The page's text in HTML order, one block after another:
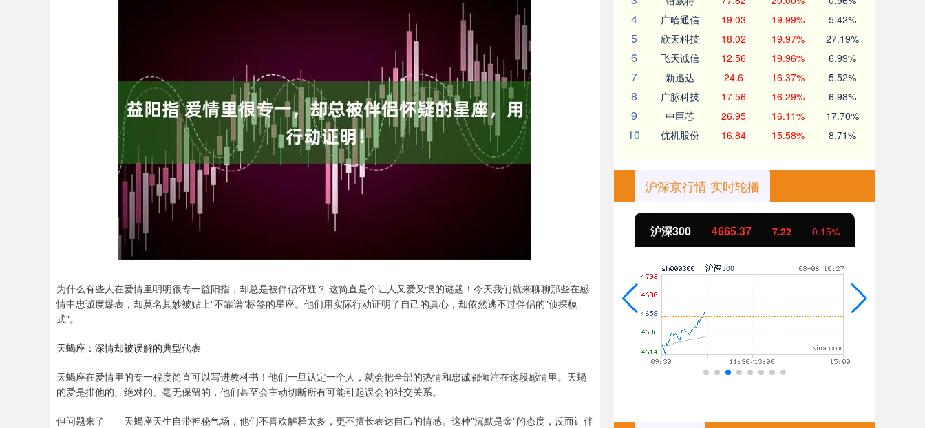
为什么有些人在爱情里明明很专一益阳指，却总是被伴侣怀疑？ 这简直是个让人又爱又恨的谜题！今天我们就来聊聊那些在感
情中忠诚度爆表，却莫名其妙被贴上"不靠谱"标签的星座。他们用实际行动证明了自己的真心，却依然逃不过伴侣的"侦探模
式"。
天蝎座：深情却被误解的典型代表
天蝎座在爱情里的专一程度简直可以写进教科书！他们一旦认定一个人，就会把全部的热情和忠诚都倾注在这段感情里。天蝎
的爱是排他的、绝对的、毫无保留的，他们甚至会主动切断所有可能引起误会的社交关系。
但问题来了——天蝎座天生自带神秘气场，他们不喜欢解释太多，更不擅长表达自己的情感。这种"沉默是金"的态度，反而让伴
4 广哈通信 19.03 19.99% 5.42%
5 欣天科技 18.02 19.97% 27.19%
6 飞天诚信 12.56 19.96% 6.99%
7 新迅达 24.6 16.37% 5.52%
8 广脉科技 17.56 16.29% 6.98%
9 中巨芯 26.95 16.11% 17.70%
10 优机股份 16.84 15.58% 8.71%
沪深京行情 实时轮播
深证成指 14208.90 北证50 1124.95 5.49 0.49%